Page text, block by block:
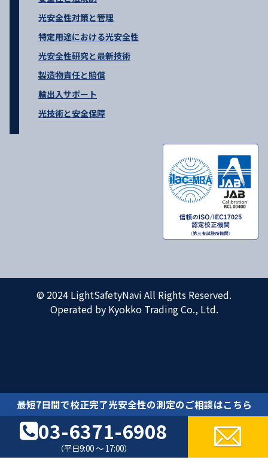
最短7日間で校正完了光安全性の測定のご相談はこちら
03-6371-6908
（平日9:00 ～ 17:00）
光安全性対策と管理
特定用途における光安全性
光安全性研究と最新技術
製造物責任と賠償
輸出入サポート
光技術と安全保障
© 2024 LightSafetyNavi All Rights Reserved.
Operated by Kyokko Trading Co., Ltd.